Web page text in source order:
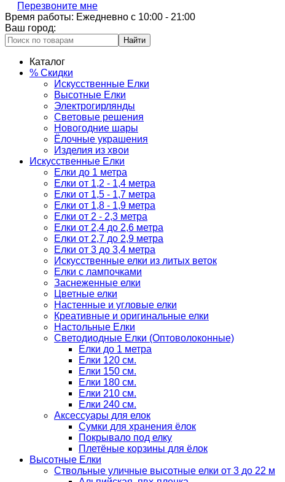
Перезвоните мне
Время работы: Ежедневно с 10:00 - 21:00
Ваш город:
Найти
Каталог
% Скидки
Искусственные Елки
Высотные Елки
Электрогирлянды
Световые решения
Новогодние шары
Ёлочные украшения
Изделия из хвои
Искусственные Елки
Елки до 1 метра
Елки от 1,2 - 1,4 метра
Елки от 1,5 - 1,7 метра
Елки от 1,8 - 1,9 метра
Елки от 2 - 2,3 метра
Елки от 2,4 до 2,6 метра
Елки от 2,7 до 2,9 метра
Елки от 3 до 3,4 метра
Искусственные елки из литых веток
Елки с лампочками
Заснеженные елки
Цветные елки
Настенные и угловые елки
Креативные и оригинальные елки
Настольные Елки
Светодиодные Елки (Оптоволоконные)
Елки до 1 метра
Елки 120 см.
Елки 150 см.
Елки 180 см.
Елки 210 см.
Елки 240 см.
Аксессуары для елок
Сумки для хранения ёлок
Покрывало под елку
Плетёные корзины для ёлок
Высотные Елки
Ствольные уличные высотные елки от 3 до 22 м